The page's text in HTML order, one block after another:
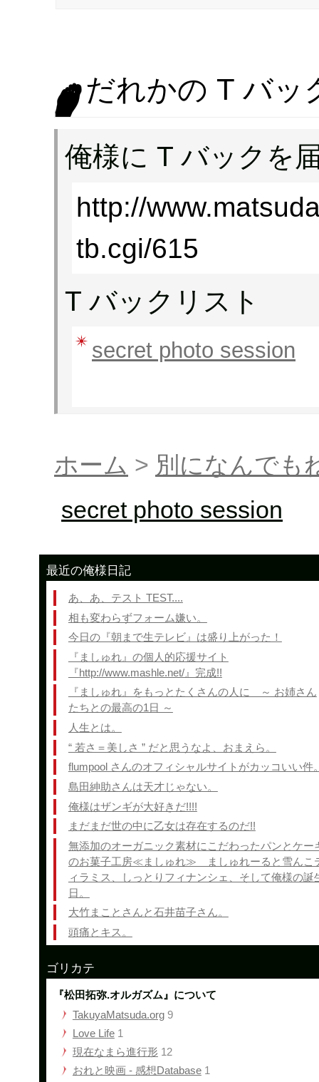
だれかの T バッ
俺様に T バックを
http://
tb.cgi/615
T バックリスト
secret photo session
ホーム > 別になんでも
secret photo session
最近の俺様日記
あ、あ、テスト TEST....
相も変わらずフォーム嫌い。
今日の『朝まで生テレビ』は盛り上がった！
『ましゅれ』の個人的応援サイト
『http://www.mashle.net/』完成!!
『ましゅれ』をもっとたくさんの人に ～ お姉さん
たちとの最高の1日 ～
人生とは。
“ 若さ＝美しさ ” だと思うなよ、おまえら。
flumpool さんのオフィシャルサイトがカッコいい件
島田紳助さんは天才じゃない。
俺様はザンギが大好きだ!!!!
まだまだ世の中に乙女は存在するのだ!!
無添加のオーガニック素材にこだわったパンとケー
のお菓子工房≪ましゅれ≫ ましゅれーると雪んこ
ィラミス、しっとりフィナンシェ、そして俺様の誕
日。
大竹まことさんと石井苗子さん。
頭痛とキス。
ゴリカテ
『松田拓弥.オルガズム』について
TakuyaMatsuda.org9
Love Life1
現在なまら進行形 12
おれと映画 - 感想Database1